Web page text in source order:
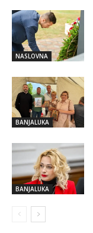
NASLOVNA
BANJALUKA
BANJALUKA